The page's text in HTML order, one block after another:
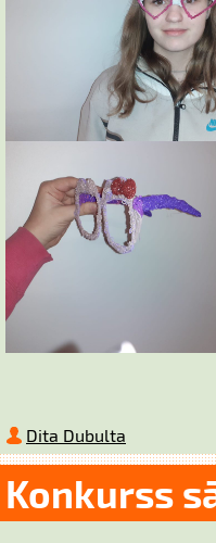
Dita Dubulta
Konkurss